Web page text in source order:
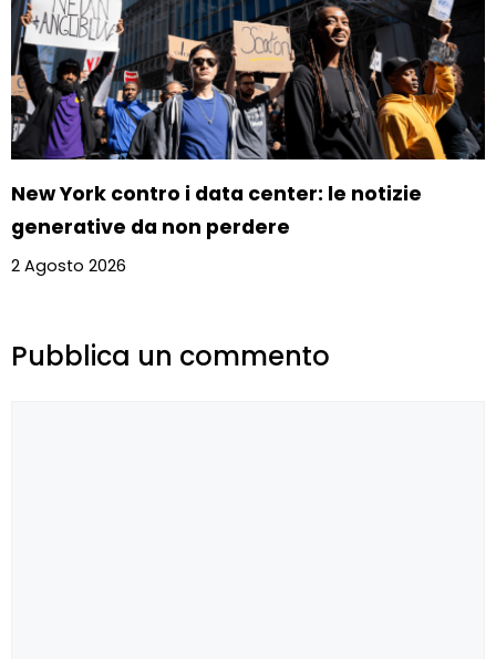
New York contro i data center: le notizie
generative da non perdere
2 Agosto 2026
Pubblica un commento